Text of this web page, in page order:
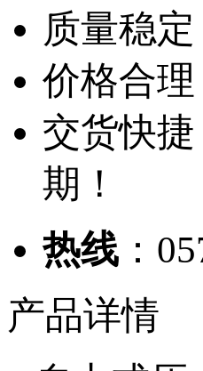
质量稳
价格合
交货快
期！
热线 ：
产品详情